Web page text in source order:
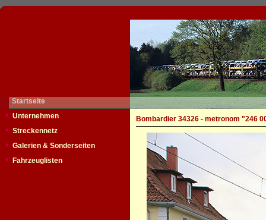
Startseite
Unternehmen
Streckennetz
Galerien & Sonderseiten
Fahrzeuglisten
Bombardier 34326 - metronom "246